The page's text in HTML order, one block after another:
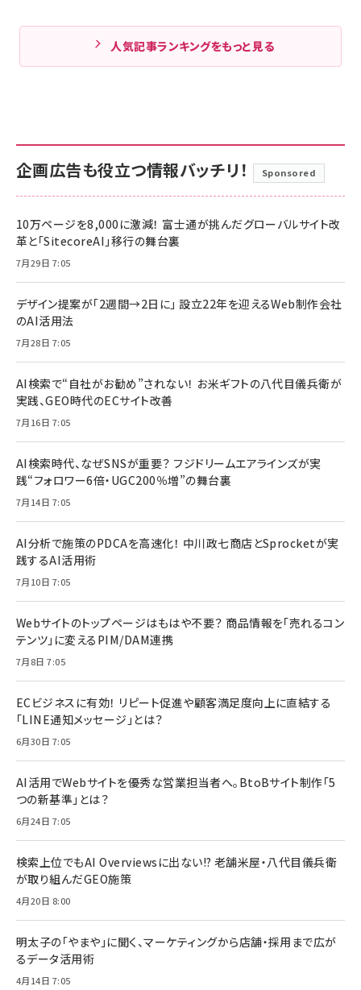
人気記事ランキングをもっと見る
企画広告も役立つ情報バッチリ！ Sponsored
10万ページを8,000に激減！ 富士通が挑んだグローバルサイト改
革と「SitecoreAI」移行の舞台裏
7月29日 7:05
デザイン提案が「2週間→2日に」 設立22年を迎えるWeb制作会社
のAI活用法
7月28日 7:05
AI検索で“自社がお勧め”されない！ お米ギフトの八代目儀兵衛が
実践、GEO時代のECサイト改善
7月16日 7:05
AI検索時代、なぜSNSが重要？ フジドリームエアラインズが実
践“フォロワー6倍・UGC200％増”の舞台裏
7月14日 7:05
AI分析で施策のPDCAを高速化！ 中川政七商店とSprocketが実
践するAI活用術
7月10日 7:05
Webサイトのトップページはもはや不要？ 商品情報を「売れるコン
テンツ」に変えるPIM/DAM連携
7月8日 7:05
ECビジネスに有効！ リピート促進や顧客満足度向上に直結する
「LINE通知メッセージ」とは？
6月30日 7:05
AI活用でWebサイトを優秀な営業担当者へ。BtoBサイト制作「5
つの新基準」とは？
6月24日 7:05
検索上位でもAI Overviewsに出ない!? 老舗米屋・八代目儀兵衛
が取り組んだGEO施策
4月20日 8:00
明太子の「やまや」に聞く、マーケティングから店舗・採用まで広が
るデータ活用術
4月14日 7:05